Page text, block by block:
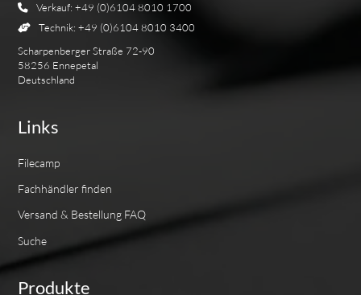
Links
Filecamp
Fachhändler finden
Versand & Bestellung FAQ
Suche
Produkte
Verkauf: +49 (0)6104 8010 1700
Technik: +49 (0)6104 8010 3400
Scharpenberger Straße 72-90
58256 Ennepetal
Deutschland